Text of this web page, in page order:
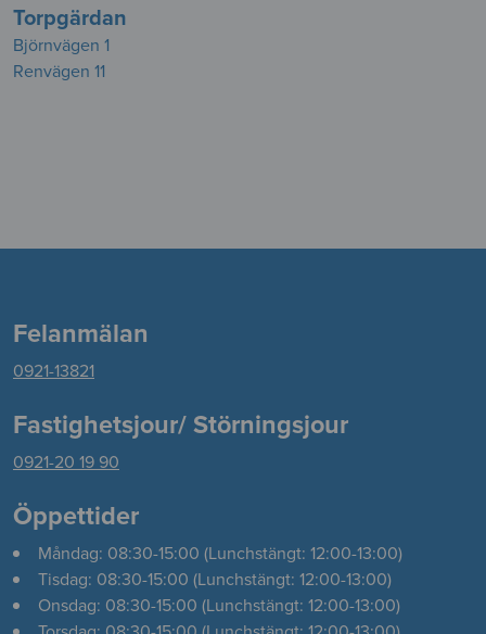
Torpgärdan
Björnvägen 1
Renvägen 11
Felanmälan
0921-13821
Fastighetsjour/ Störningsjour
0921-20 19 90
Öppettider
Måndag: 08:30-15:00 (Lunchstängt: 12:00-13:00)
Tisdag: 08:30-15:00 (Lunchstängt: 12:00-13:00)
Onsdag: 08:30-15:00 (Lunchstängt: 12:00-13:00)